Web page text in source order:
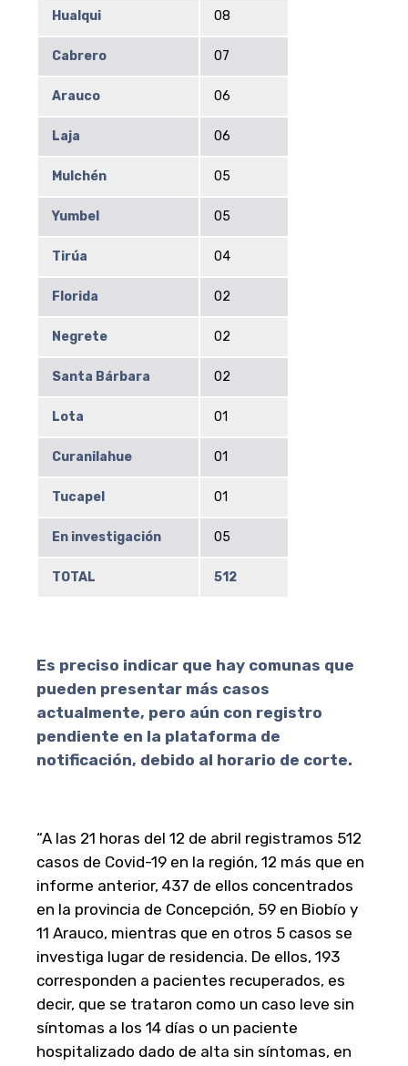
Hualqui 08
Cabrero 07
Arauco 06
Laja 06
Mulchén 05
Yumbel 05
Tirúa 04
Florida 02
Negrete 02
Santa Bárbara 02
Lota 01
Curanilahue 01
Tucapel 01
En investigación 05
TOTAL 512
Es preciso indicar que hay comunas que
pueden presentar más casos
actualmente, pero aún con registro
pendiente en la plataforma de
notificación, debido al horario de corte.
“A las 21 horas del 12 de abril registramos 512
casos de Covid-19 en la región, 12 más que en
informe anterior, 437 de ellos concentrados
en la provincia de Concepción, 59 en Biobío y
11 Arauco, mientras que en otros 5 casos se
investiga lugar de residencia. De ellos, 193
corresponden a pacientes recuperados, es
decir, que se trataron como un caso leve sin
síntomas a los 14 días o un paciente
hospitalizado dado de alta sin síntomas, en